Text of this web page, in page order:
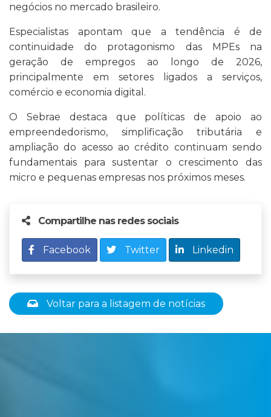
negócios no mercado brasileiro.
Especialistas apontam que a tendência é de
continuidade do protagonismo das MPEs na
geração de empregos ao longo de 2026,
principalmente em setores ligados a serviços,
comércio e economia digital.
O Sebrae destaca que políticas de apoio ao
empreendedorismo, simplificação tributária e
ampliação do acesso ao crédito continuam sendo
fundamentais para sustentar o crescimento das
micro e pequenas empresas nos próximos meses.
Compartilhe nas redes sociais
Facebook Twitter Linkedin
Voltar para a listagem de notícias